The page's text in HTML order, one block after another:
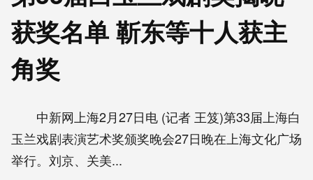
获奖名单 靳东等十人获主
角奖
中新网上海2月27日电 (记者 王笈)第33届上海白
玉兰戏剧表演艺术奖颁奖晚会27日晚在上海文化广场
举行。刘京、关美...